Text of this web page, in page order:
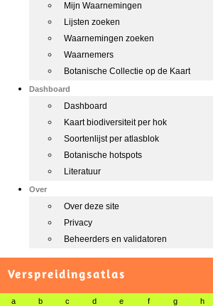
Mijn Waarnemingen
Lijsten zoeken
Waarnemingen zoeken
Waarnemers
Botanische Collectie op de Kaart
Dashboard
Dashboard
Kaart biodiversiteit per hok
Soortenlijst per atlasblok
Botanische hotspots
Literatuur
Over
Over deze site
Privacy
Beheerders en validatoren
Verspreidingsatlas
a b c d e f g h